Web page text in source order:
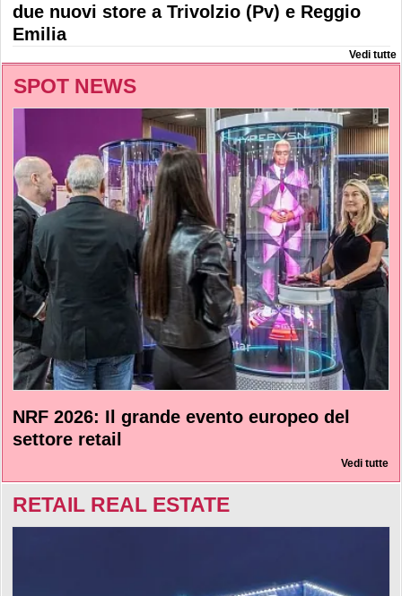
due nuovi store a Trivolzio (Pv) e Reggio
Emilia
Vedi tutte
SPOT NEWS
NRF 2026: Il grande evento europeo del
settore retail
Vedi tutte
RETAIL REAL ESTATE